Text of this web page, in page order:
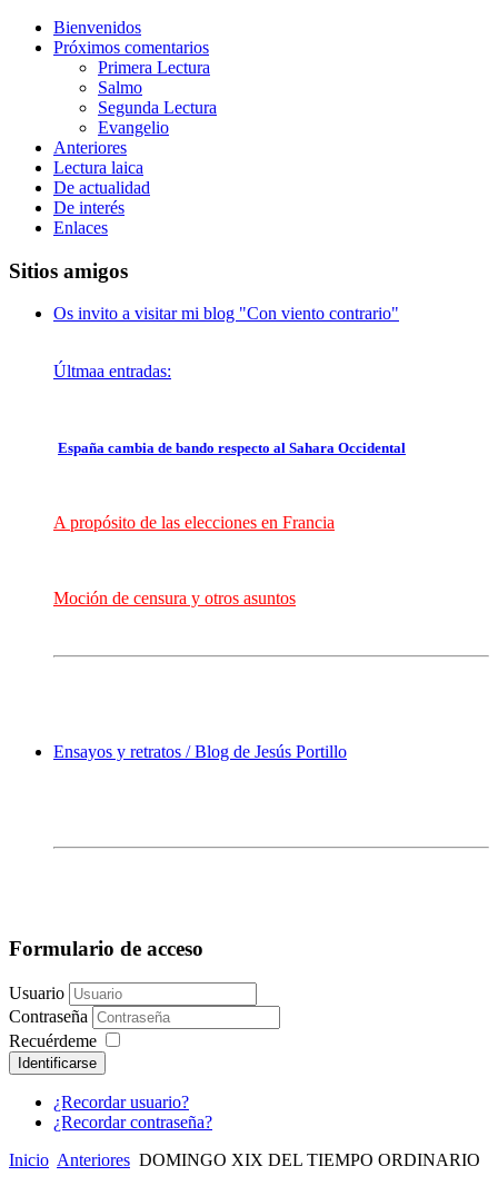
Bienvenidos
Próximos comentarios
Primera Lectura
Salmo
Segunda Lectura
Evangelio
Anteriores
Lectura laica
De actualidad
De interés
Enlaces
Sitios amigos
Os invito a visitar mi blog "Con viento contrario"
Últmaa entradas:
España cambia de bando respecto al Sahara Occidental
A propósito de las elecciones en Francia
Moción de censura y otros asuntos
Ensayos y retratos / Blog de Jesús Portillo
Formulario de acceso
Usuario
Contraseña
Recuérdeme
Identificarse
¿Recordar usuario?
¿Recordar contraseña?
Inicio Anteriores DOMINGO XIX DEL TIEMPO ORDINARIO